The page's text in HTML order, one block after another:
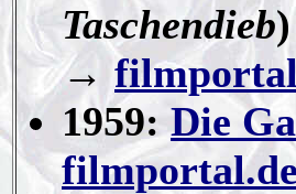
Taschendieb)
→
1959:Die
filmportal.de